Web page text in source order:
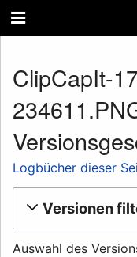
ClipCapIt-
Logbücher dieser
Versionen
Auswahl des